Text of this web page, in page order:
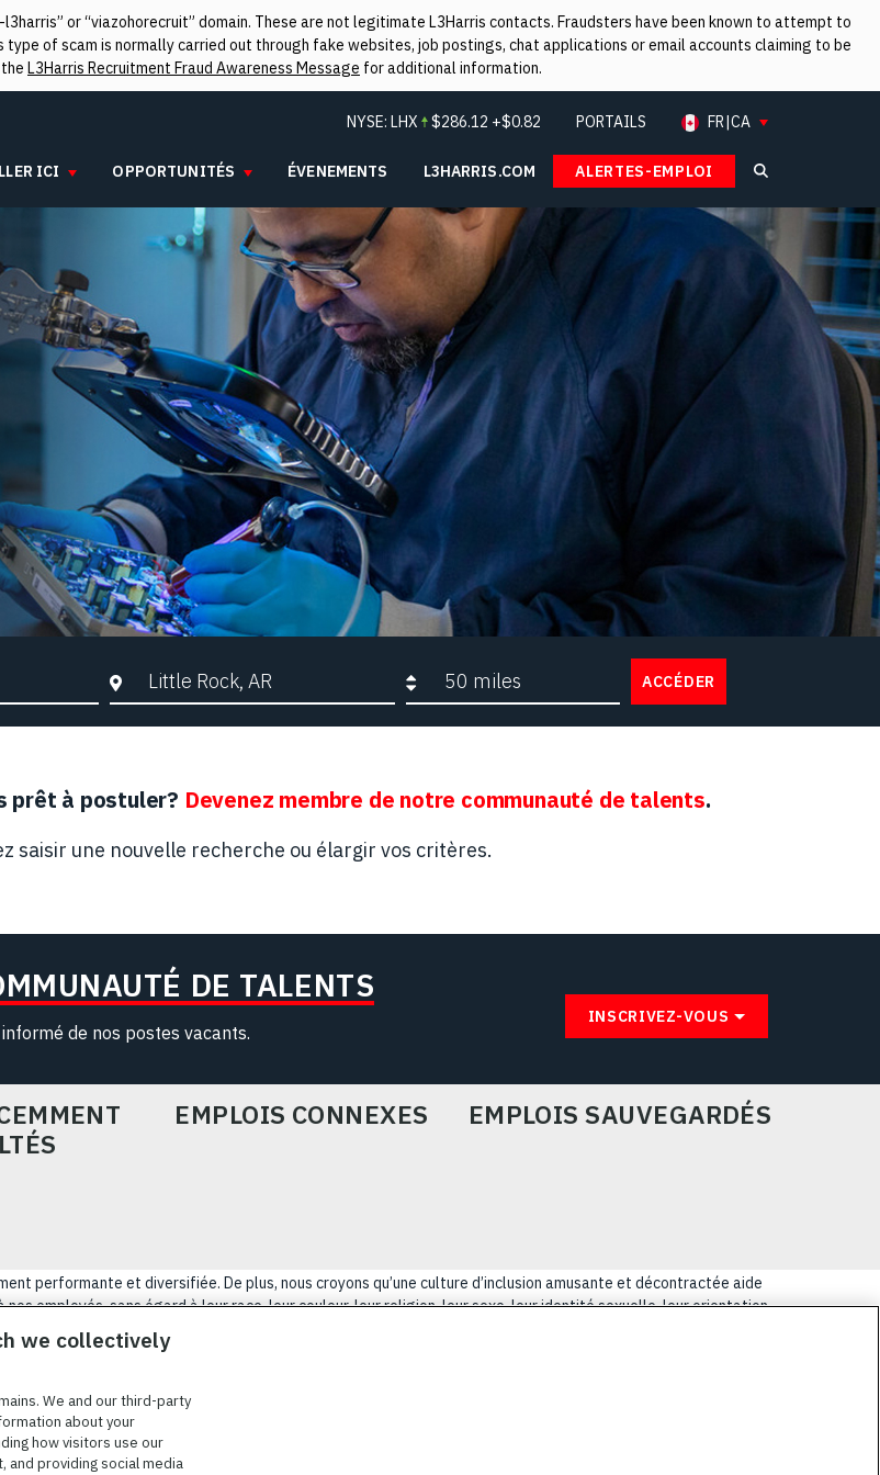
or “viazohorecruit” domain. These are not legitimate L3Harris contacts. Fraudsters have been known to attempt to
of scam is normally carried out through fake websites, job postings, chat applications or email accounts claiming to be
L3Harris Recruitment Fraud Awareness Message for additional information.
Search
NYSE:LHX $286.12 +$0.82 PORTAILS FR|CA
ICI OPPORTUNITÉS ÉVENEMENTS L3HARRIS.COM ALERTES-EMPLOI
clés Ville, Région ou Code postal Rayon de recherche ACCÉDER
prêt à postuler? Devenez membre de notre communauté de talents.
saisir une nouvelle recherche ou élargir vos critères.
DE TALENTS
de nos postes vacants.
INSCRIVEZ-VOUS
EMPLOIS CONNEXES EMPLOIS SAUVEGARDÉS
performante et diversifiée. De plus, nous croyons qu’une culture d’inclusion amusante et décontractée aide
employés, sans égard à leur race, leur couleur, leur religion, leur sexe, leur identité sexuelle, leur orientation
d’innover afin de résoudre les problèmes les plus coriaces de nos clients.
we collectively
We and our third-party
about your
how visitors use our
and providing social media